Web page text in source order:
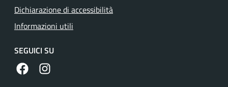
Dichiarazione di accessibilità
Informazioni utili
SEGUICI SU
https://www.facebook.com/comunecolleferro/